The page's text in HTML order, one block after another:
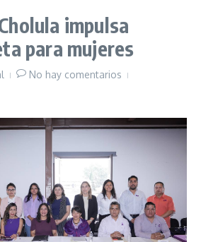
impulsa
para mujeres
No hay comentarios